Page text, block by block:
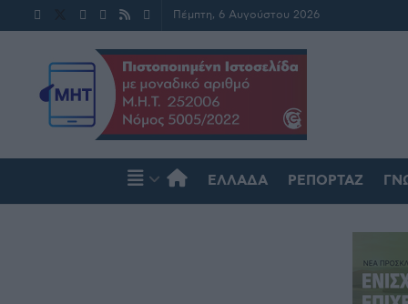
Πέμπτη, 6 Αυγούστου 2026
ΕΛΛΆΔΑ ΡΕΠΟΡΤΆΖ